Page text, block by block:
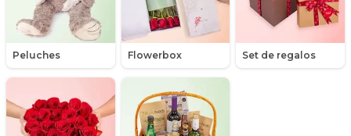
Peluches Flowerbox Set de regalos
Rosas Amarillas
Rosas Arcoíris
Rosas Azules
Rosas Bicolor Blancas-Rojas